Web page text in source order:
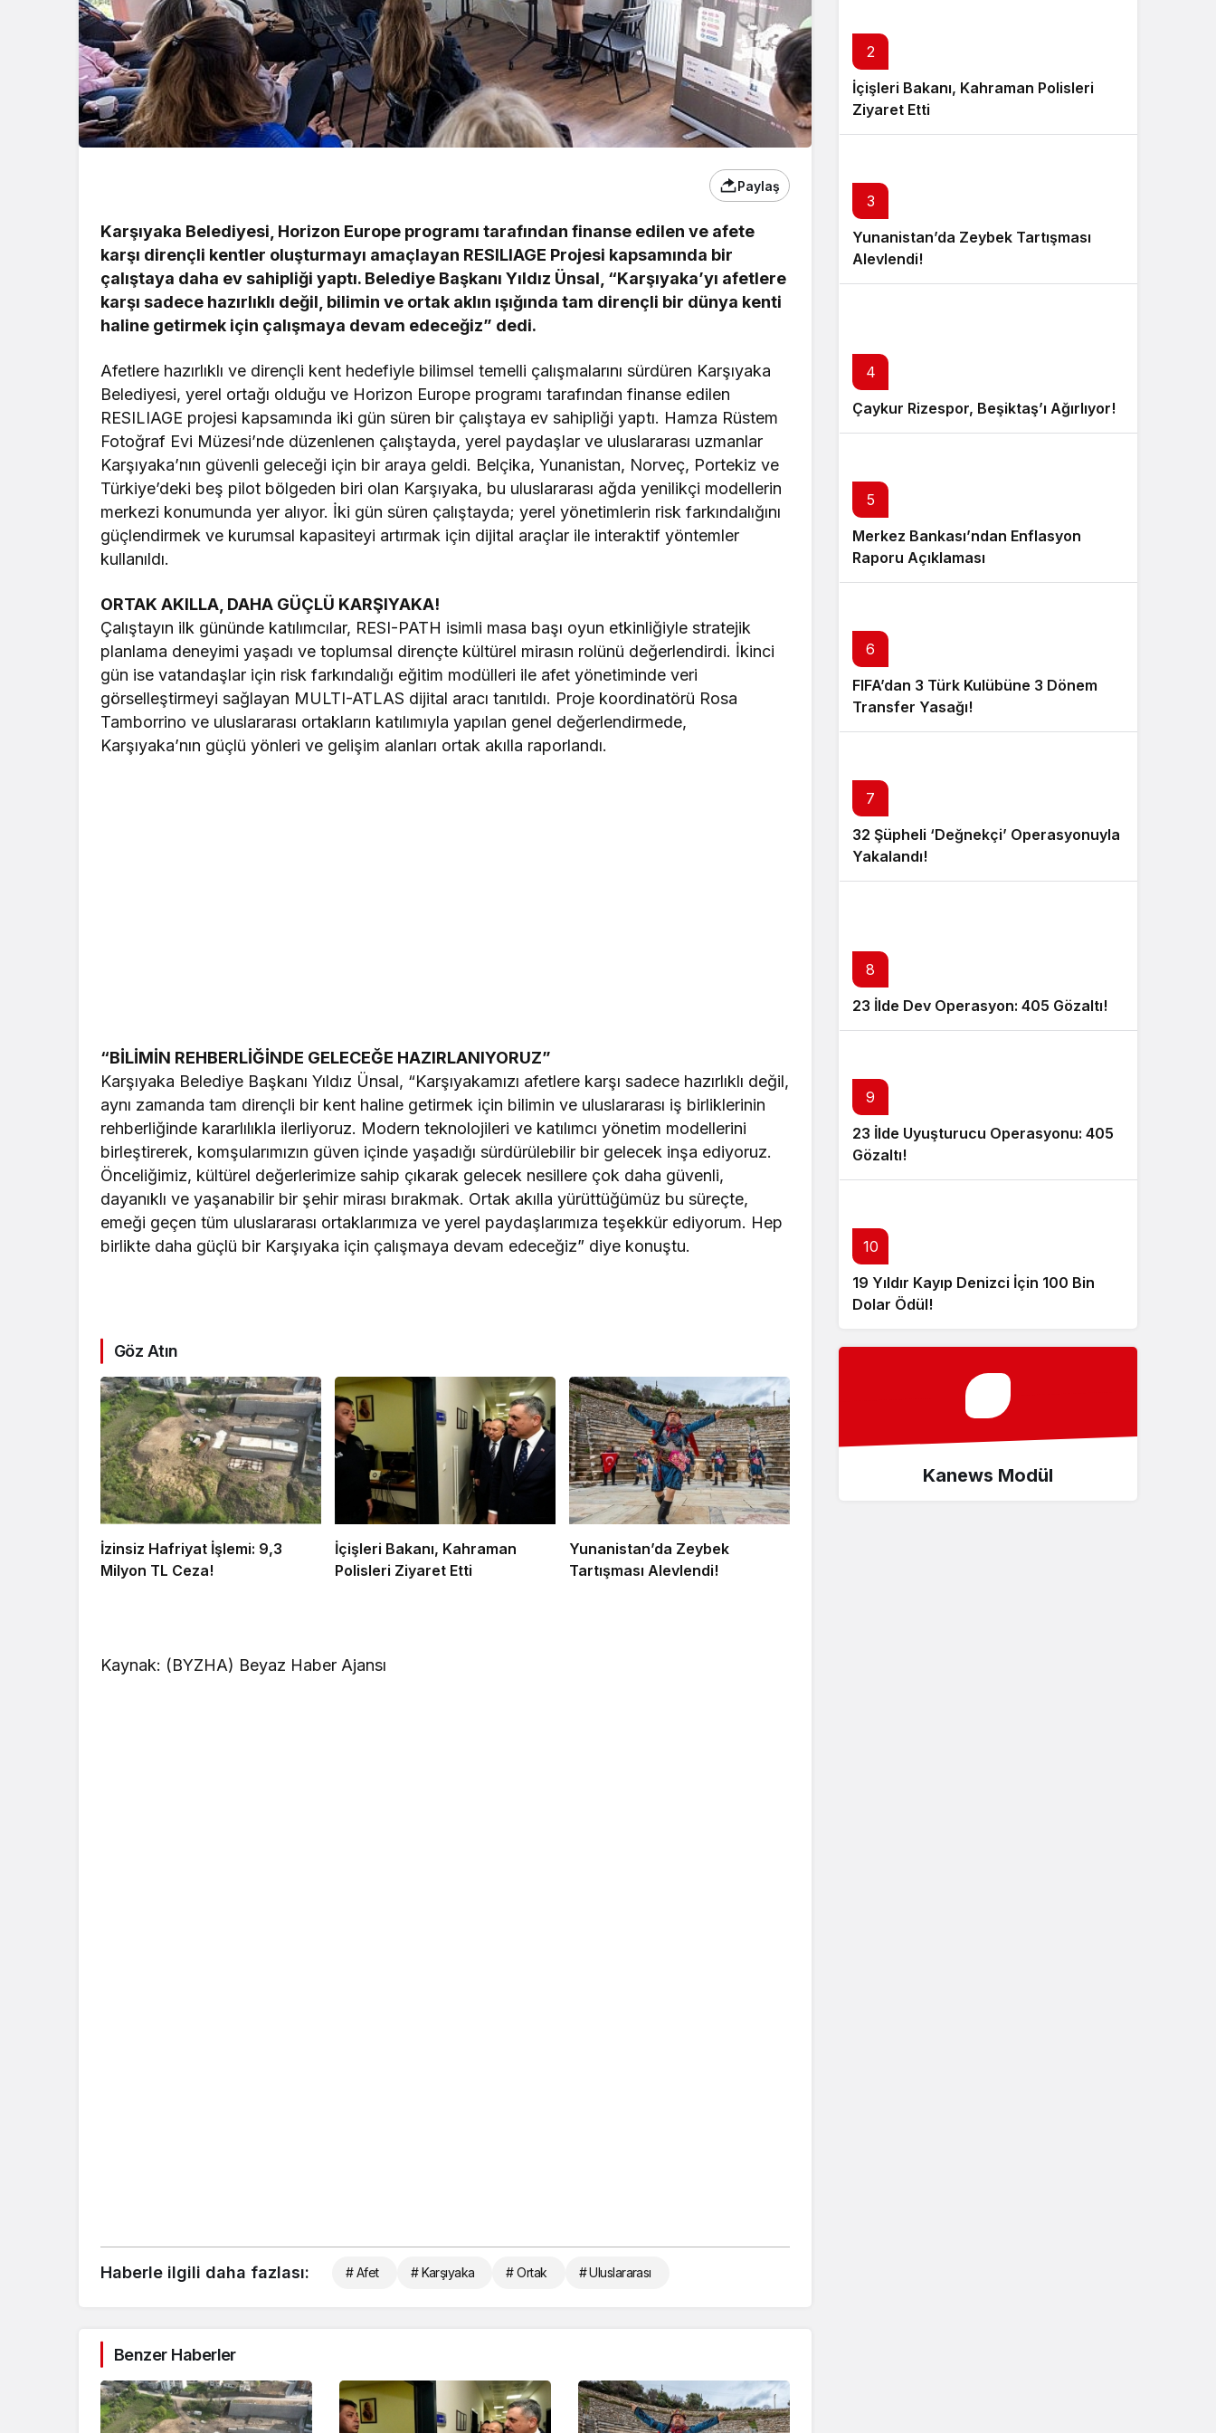
Paylaş
Karşıyaka Belediyesi, Horizon Europe programı tarafından finanse edilen ve afete
karşı dirençli kentler oluşturmayı amaçlayan RESILIAGE Projesi kapsamında bir
çalıştaya daha ev sahipliği yaptı. Belediye Başkanı Yıldız Ünsal, “Karşıyaka’yı afetlere
karşı sadece hazırlıklı değil, bilimin ve ortak aklın ışığında tam dirençli bir dünya kenti
haline getirmek için çalışmaya devam edeceğiz” dedi.
Afetlere hazırlıklı ve dirençli kent hedefiyle bilimsel temelli çalışmalarını sürdüren Karşıyaka
Belediyesi, yerel ortağı olduğu ve Horizon Europe programı tarafından finanse edilen
RESILIAGE projesi kapsamında iki gün süren bir çalıştaya ev sahipliği yaptı. Hamza Rüstem
Fotoğraf Evi Müzesi’nde düzenlenen çalıştayda, yerel paydaşlar ve uluslararası uzmanlar
Karşıyaka’nın güvenli geleceği için bir araya geldi. Belçika, Yunanistan, Norveç, Portekiz ve
Türkiye’deki beş pilot bölgeden biri olan Karşıyaka, bu uluslararası ağda yenilikçi modellerin
merkezi konumunda yer alıyor. İki gün süren çalıştayda; yerel yönetimlerin risk farkındalığını
güçlendirmek ve kurumsal kapasiteyi artırmak için dijital araçlar ile interaktif yöntemler
kullanıldı.
ORTAK AKILLA, DAHA GÜÇLÜ KARŞIYAKA!
Çalıştayın ilk gününde katılımcılar, RESI-PATH isimli masa başı oyun etkinliğiyle stratejik
planlama deneyimi yaşadı ve toplumsal dirençte kültürel mirasın rolünü değerlendirdi. İkinci
gün ise vatandaşlar için risk farkındalığı eğitim modülleri ile afet yönetiminde veri
görselleştirmeyi sağlayan MULTI-ATLAS dijital aracı tanıtıldı. Proje koordinatörü Rosa
Tamborrino ve uluslararası ortakların katılımıyla yapılan genel değerlendirmede,
Karşıyaka’nın güçlü yönleri ve gelişim alanları ortak akılla raporlandı.
“BİLİMİN REHBERLİĞİNDE GELECEĞE HAZIRLANIYORUZ”
Karşıyaka Belediye Başkanı Yıldız Ünsal, “Karşıyakamızı afetlere karşı sadece hazırlıklı değil,
aynı zamanda tam dirençli bir kent haline getirmek için bilimin ve uluslararası iş birliklerinin
rehberliğinde kararlılıkla ilerliyoruz. Modern teknolojileri ve katılımcı yönetim modellerini
birleştirerek, komşularımızın güven içinde yaşadığı sürdürülebilir bir gelecek inşa ediyoruz.
Önceliğimiz, kültürel değerlerimize sahip çıkarak gelecek nesillere çok daha güvenli,
dayanıklı ve yaşanabilir bir şehir mirası bırakmak. Ortak akılla yürüttüğümüz bu süreçte,
emeği geçen tüm uluslararası ortaklarımıza ve yerel paydaşlarımıza teşekkür ediyorum. Hep
birlikte daha güçlü bir Karşıyaka için çalışmaya devam edeceğiz” diye konuştu.
Göz Atın
İzinsiz Hafriyat İşlemi: 9,3
Milyon TL Ceza!
İçişleri Bakanı, Kahraman
Polisleri Ziyaret Etti
Yunanistan’da Zeybek
Tartışması Alevlendi!
Kaynak: (BYZHA) Beyaz Haber Ajansı
Haberle ilgili daha fazlası: # Afet # Karşıyaka # Ortak # Uluslararası
Benzer Haberler
2
İçişleri Bakanı, Kahraman Polisleri
Ziyaret Etti
3
Yunanistan’da Zeybek Tartışması
Alevlendi!
4
Çaykur Rizespor, Beşiktaş’ı Ağırlıyor!
5
Merkez Bankası’ndan Enflasyon
Raporu Açıklaması
6
FIFA’dan 3 Türk Kulübüne 3 Dönem
Transfer Yasağı!
7
32 Şüpheli ‘Değnekçi’ Operasyonuyla
Yakalandı!
8
23 İlde Dev Operasyon: 405 Gözaltı!
9
23 İlde Uyuşturucu Operasyonu: 405
Gözaltı!
10
19 Yıldır Kayıp Denizci İçin 100 Bin
Dolar Ödül!
Kanews Modül